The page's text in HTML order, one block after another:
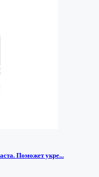
Поможет укре...